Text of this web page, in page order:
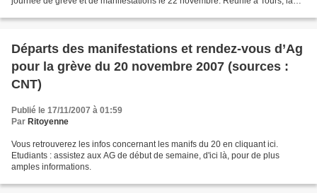
Départs des manifestations et rendez-vous d’Ag
pour la grève du 20 novembre 2007 (sources :
CNT)
Publié le 17/11/2007 à 01:59
Par Ritoyenne
Vous retrouverez les infos concernant les manifs du 20 en cliquant ici.
Etudiants : assistez aux AG de début de semaine, d'ici là, pour de plus
amples informations.